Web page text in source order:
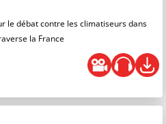
le débat contre les climatiseurs dans
la France